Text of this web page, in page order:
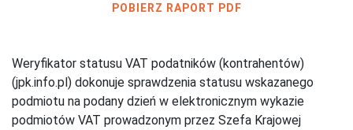
POBIERZ RAPORT PDF
Weryfikator statusu VAT podatników (kontrahentów)
(jpk.info.pl) dokonuje sprawdzenia statusu wskazanego
podmiotu na podany dzień w elektronicznym wykazie
podmiotów VAT prowadzonym przez Szefa Krajowej